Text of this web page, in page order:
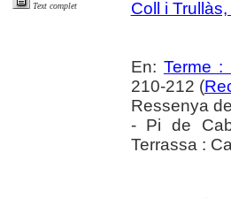
Text complet
Coll i
En: Terme :
210-212 (
Ressenya
- Pi de
Terrassa :